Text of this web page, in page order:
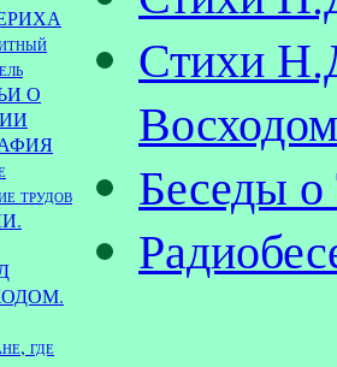
О
трудов
где
Стихи
Беседы